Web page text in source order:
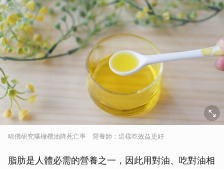
哈佛研究曝橄欖油降死亡率 營養師：這樣吃效益更好
脂肪是人體必需的營養之一，因此用對油、吃對油相